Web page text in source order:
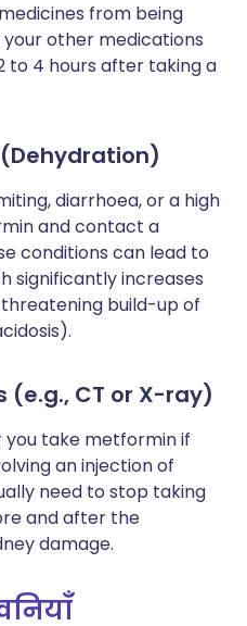
from being
other medications
to 4 hours after taking a
diarrhoea, or a high
and contact a
conditions can lead to
significantly increases
build-up of
CT or X-ray)
you take metformin if
an injection of
need to stop taking
and after the
damage.